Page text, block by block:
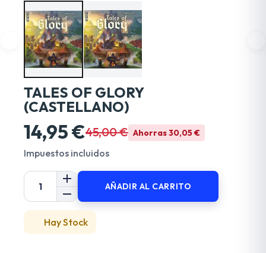
TALES OF GLORY
(CASTELLANO)
14,95 €45,00 € Ahorras 30,05 €
Impuestos incluidos
AÑADIR AL CARRITO
Hay Stock